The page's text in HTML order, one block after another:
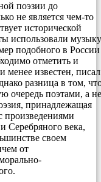
поэзии до
не является чем-то
исторической
использовали музыку
подобного в России
отметить и
менее известен, писал
разница в том,
очередь поэтами, а не
принадлежащая
произведениями
Серебряного века,
своем
от